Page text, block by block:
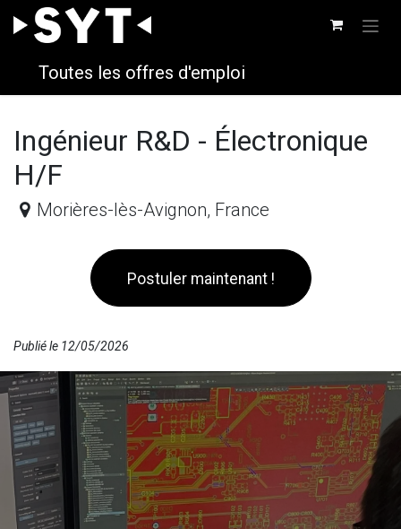
Se rendre au contenu
Toutes les offres d'emploi
Ingénieur R&D - Électronique
H/F
Morières-lès-Avignon, France
Postuler maintenant !​
Publié le 12/05/2026